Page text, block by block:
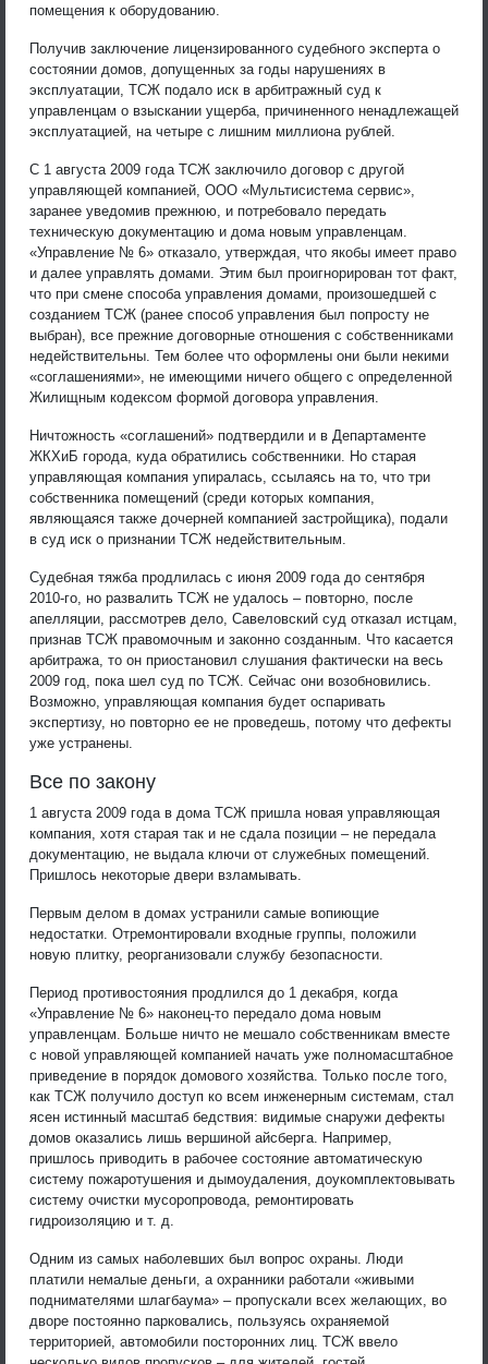
помещения к оборудованию.
Получив заключение лицензированного судебного эксперта о
состоянии домов, допущенных за годы нарушениях в
эксплуатации, ТСЖ подало иск в арбитражный суд к
управленцам о взыскании ущерба, причиненного ненадлежащей
эксплуатацией, на четыре с лишним миллиона рублей.
С 1 августа 2009 года ТСЖ заключило договор с другой
управляющей компанией, ООО «Мультисистема сервис»,
заранее уведомив прежнюю, и потребовало передать
техническую документацию и дома новым управленцам.
«Управление № 6» отказало, утверждая, что якобы имеет право
и далее управлять домами. Этим был проигнорирован тот факт,
что при смене способа управления домами, произошедшей с
созданием ТСЖ (ранее способ управления был попросту не
выбран), все прежние договорные отношения с собственниками
недействительны. Тем более что оформлены они были некими
«соглашениями», не имеющими ничего общего с определенной
Жилищным кодексом формой договора управления.
Ничтожность «соглашений» подтвердили и в Департаменте
ЖКХиБ города, куда обратились собственники. Но старая
управляющая компания упиралась, ссылаясь на то, что три
собственника помещений (среди которых компания,
являющаяся также дочерней компанией застройщика), подали
в суд иск о признании ТСЖ недействительным.
Судебная тяжба продлилась с июня 2009 года до сентября
2010-го, но развалить ТСЖ не удалось – повторно, после
апелляции, рассмотрев дело, Савеловский суд отказал истцам,
признав ТСЖ правомочным и законно созданным. Что касается
арбитража, то он приостановил слушания фактически на весь
2009 год, пока шел суд по ТСЖ. Сейчас они возобновились.
Возможно, управляющая компания будет оспаривать
экспертизу, но повторно ее не проведешь, потому что дефекты
уже устранены.
Все по закону
1 августа 2009 года в дома ТСЖ пришла новая управляющая
компания, хотя старая так и не сдала позиции – не передала
документацию, не выдала ключи от служебных помещений.
Пришлось некоторые двери взламывать.
Первым делом в домах устранили самые вопиющие
недостатки. Отремонтировали входные группы, положили
новую плитку, реорганизовали службу безопасности.
Период противостояния продлился до 1 декабря, когда
«Управление № 6» наконец-то передало дома новым
управленцам. Больше ничто не мешало собственникам вместе
с новой управляющей компанией начать уже полномасштабное
приведение в порядок домового хозяйства. Только после того,
как ТСЖ получило доступ ко всем инженерным системам, стал
ясен истинный масштаб бедствия: видимые снаружи дефекты
домов оказались лишь вершиной айсберга. Например,
пришлось приводить в рабочее состояние автоматическую
систему пожаротушения и дымоудаления, доукомплектовывать
систему очистки мусоропровода, ремонтировать
гидроизоляцию и т. д.
Одним из самых наболевших был вопрос охраны. Люди
платили немалые деньги, а охранники работали «живыми
поднимателями шлагбаума» – пропускали всех желающих, во
дворе постоянно парковались, пользуясь охраняемой
территорией, автомобили посторонних лиц. ТСЖ ввело